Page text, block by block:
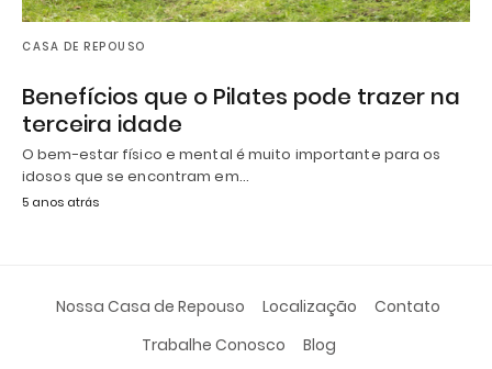
CASA DE REPOUSO
Benefícios que o Pilates pode trazer na
terceira idade
O bem-estar físico e mental é muito importante para os
idosos que se encontram em…
5 anos atrás
Nossa Casa de Repouso Localização
Contato
Trabalhe Conosco
Blog